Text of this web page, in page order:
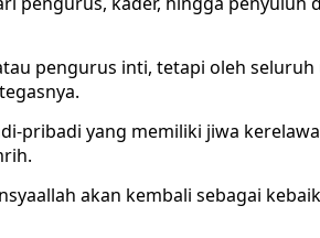
pengurus inti, tetapi oleh
pribadi yang memiliki jiwa
akan kembali sebagai